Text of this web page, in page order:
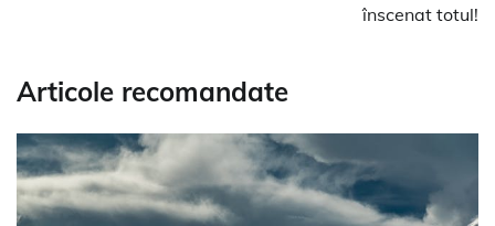
înscenat totul!
Articole recomandate